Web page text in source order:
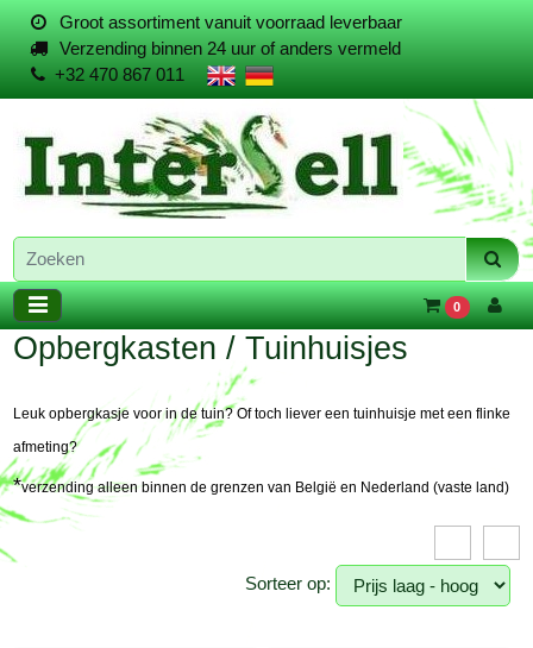
Groot assortiment vanuit voorraad leverbaar
Verzending binnen 24 uur of anders vermeld
+32 470 867 011
0
Opbergkasten / Tuinhuisjes
Leuk opbergkasje voor in de tuin? Of toch liever een tuinhuisje met een flinke
afmeting?
*verzending alleen binnen de grenzen van België en Nederland (vaste land)
Sorteer op: